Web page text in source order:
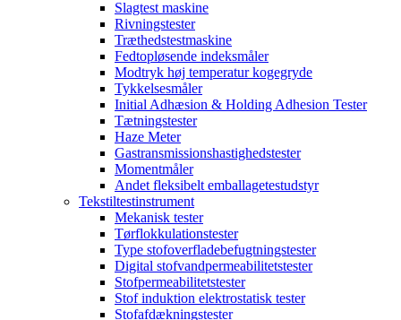
Slagtest maskine
Rivningstester
Træthedstestmaskine
Fedtopløsende indeksmåler
Modtryk høj temperatur kogegryde
Tykkelsesmåler
Initial Adhæsion & Holding Adhesion Tester
Tætningstester
Haze Meter
Gastransmissionshastighedstester
Momentmåler
Andet fleksibelt emballagetestudstyr
Tekstiltestinstrument
Mekanisk tester
Tørflokkulationstester
Type stofoverfladebefugtningstester
Digital stofvandpermeabilitetstester
Stofpermeabilitetstester
Stof induktion elektrostatisk tester
Stofafdækningstester